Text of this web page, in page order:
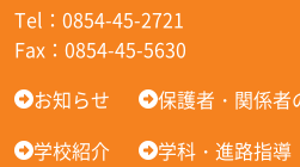
Tel：0854-45-2721
Fax：0854-45-5630
お知らせ
保護者・関係者
学校紹介
学科・進路指導